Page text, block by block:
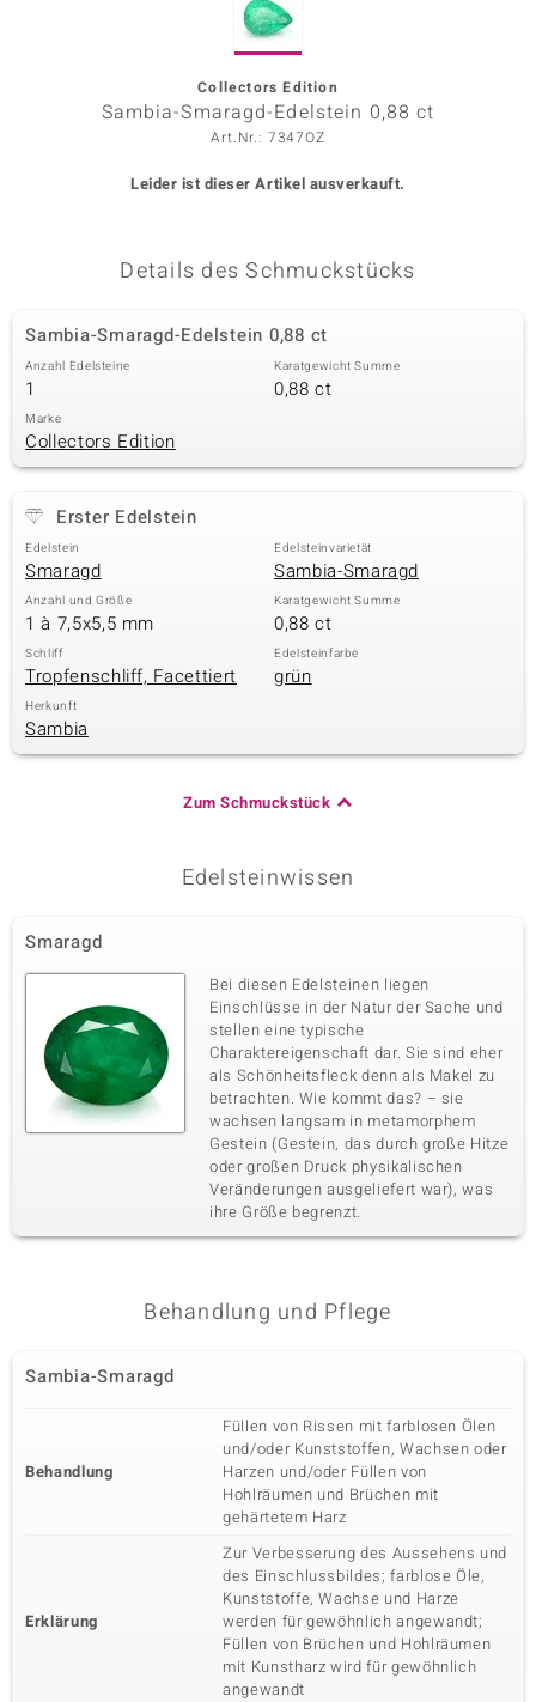
Vogue
Paraíso
Collection
BY DE MELO
Collectors Edition
Sambia-Smaragd-Edelstein 0,88 ct
Art.Nr.: 7347OZ
Leider ist dieser Artikel ausverkauft.
Details des Schmuckstücks
Sambia-Smaragd-Edelstein 0,88 ct
Anzahl Edelsteine
1
Karatgewicht Summe
0,88 ct
Marke
Collectors Edition
Erster Edelstein
Edelstein
Smaragd
Edelsteinvarietät
Sambia-Smaragd
Anzahl und Größe
1 à 7,5x5,5 mm
Karatgewicht Summe
0,88 ct
Schliff
Tropfenschliff, Facettiert
Edelsteinfarbe
grün
Herkunft
Sambia
Zum Schmuckstück
Edelsteinwissen
Smaragd
Bei diesen Edelsteinen liegen
Einschlüsse in der Natur der Sache und
stellen eine typische
Charaktereigenschaft dar. Sie sind eher
als Schönheitsfleck denn als Makel zu
betrachten. Wie kommt das? – sie
wachsen langsam in metamorphem
Gestein (Gestein, das durch große Hitze
oder großen Druck physikalischen
Veränderungen ausgeliefert war), was
ihre Größe begrenzt.
Behandlung und Pflege
Sambia-Smaragd
Behandlung
Füllen von Rissen mit farblosen Ölen
und/oder Kunststoffen, Wachsen oder
Harzen und/oder Füllen von
Hohlräumen und Brüchen mit
gehärtetem Harz
Erklärung
Zur Verbesserung des Aussehens und
des Einschlussbildes; farblose Öle,
Kunststoffe, Wachse und Harze
werden für gewöhnlich angewandt;
Füllen von Brüchen und Hohlräumen
mit Kunstharz wird für gewöhnlich
angewandt